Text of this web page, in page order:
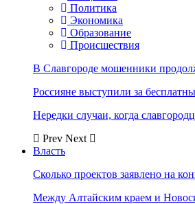
Политика
Экономика
Образование
Происшествия
В Славгороде мошенники
Россияне выступили за
Нередки случаи, когда
Prev Next
Власть
Сколько проектов заявлено на
Между Алтайским краем и